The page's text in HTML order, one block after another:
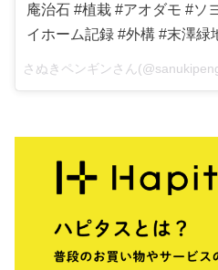
庵治石 #植栽 #アオダモ #ソ
イホーム記録 #外構 #末澤緑
さぬきペンギンさん